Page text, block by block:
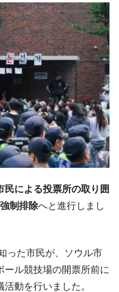
く」投資に不適格な国
の保有量を増やしま
段ではないのか？
日当たり1,214.4億ド
強く左右される状態
明。李在明を支持しな
ラ政策室長が告発され
であり、空前の国政壟
刈りになって抗議活
絶好調」のウラで他業
況は決して良くない。
国消費者院が『クーパ
民による投票所の取り囲
制排除へと進行しまし
った市民が、ソウル市
ール競技場の開票所前に
動を行いました。